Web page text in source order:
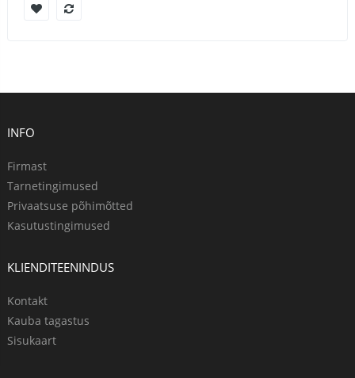
INFO
Firmast
Tarnetingimused
Privaatsuse põhimõtted
Kasutustingimused
KLIENDITEENINDUS
Kontakt
Kauba tagastus
Sisukaart